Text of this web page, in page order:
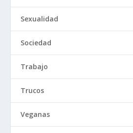
Sexualidad
Sociedad
Trabajo
Trucos
Veganas